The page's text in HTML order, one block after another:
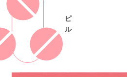
ピ
ル